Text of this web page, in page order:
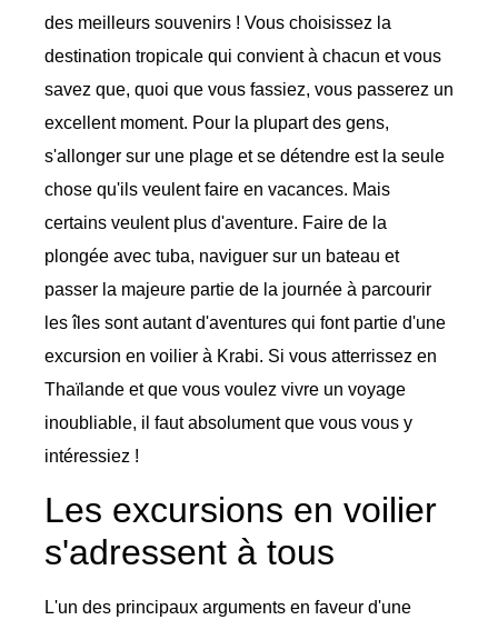
des meilleurs souvenirs ! Vous choisissez la
destination tropicale qui convient à chacun et vous
savez que, quoi que vous fassiez, vous passerez un
excellent moment. Pour la plupart des gens,
s'allonger sur une plage et se détendre est la seule
chose qu'ils veulent faire en vacances. Mais
certains veulent plus d'aventure. Faire de la
plongée avec tuba, naviguer sur un bateau et
passer la majeure partie de la journée à parcourir
les îles sont autant d'aventures qui font partie d'une
excursion en voilier à Krabi. Si vous atterrissez en
Thaïlande et que vous voulez vivre un voyage
inoubliable, il faut absolument que vous vous y
intéressiez !
Les excursions en voilier
s'adressent à tous
L'un des principaux arguments en faveur d'une